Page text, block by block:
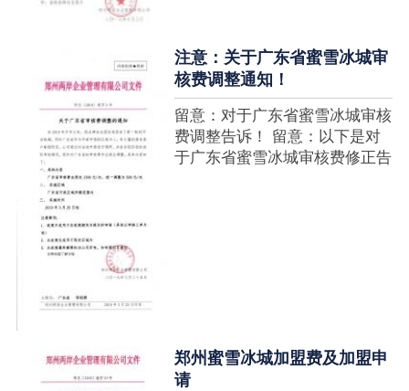
注意：关于广东省蜜雪冰城审
核费调整通知！
留意：对于广东省蜜雪冰城审核
费调整告诉！ 留意：以下是对
于广东省蜜雪冰城审核费修正告
郑州蜜雪冰城加盟费及加盟申
请